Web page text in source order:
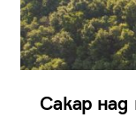
Сакар